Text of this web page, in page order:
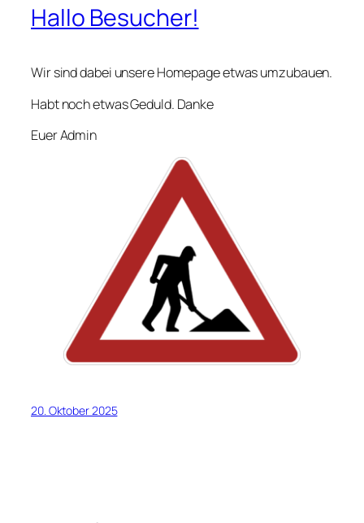
Hallo Besucher!
Wir sind dabei unsere Homepage etwas umzubauen.
Habt noch etwas Geduld. Danke
Euer Admin
20. Oktober 2025